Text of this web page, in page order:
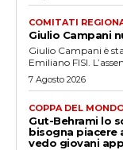
COMITATI
Giulio Campani
Giulio Campani è
Emiliano FISI.
7 Agosto 2026
COPPA DEL
Gut-Behrami lo
bisogna piacere
vedo giovani